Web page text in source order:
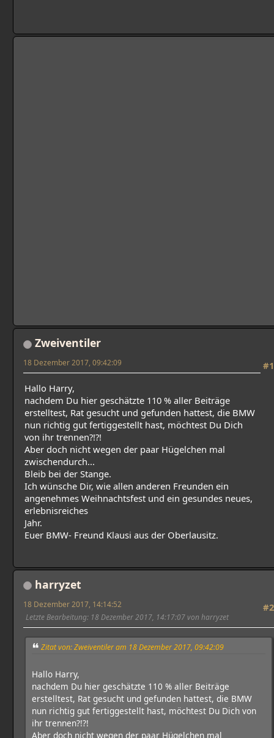
Zweiventiler
#1
18 Dezember 2017, 09:42:09
Hallo Harry,
nachdem Du hier geschätzte 110 % aller Beiträge
erstelltest, Rat gesucht und gefunden hattest, die BMW
nun richtig gut fertiggestellt hast, möchtest Du Dich
von ihr trennen?!?!
Aber doch nicht wegen der paar Hügelchen mal
zwischendurch...
Bleib bei der Stange.
Ich wünsche Dir, wie allen anderen Freunden ein
angenehmes Weihnachtsfest und ein gesundes neues,
erlebnisreiches
Jahr.
Euer BMW- Freund Klausi aus der Oberlausitz.
harryzet
#2
18 Dezember 2017, 14:14:52
Letzte Bearbeitung: 18 Dezember 2017, 14:17:07 von harryzet
Zitat von: Zweiventiler am 18 Dezember 2017, 09:42:09
Hallo Harry,
nachdem Du hier geschätzte 110 % aller Beiträge
erstelltest, Rat gesucht und gefunden hattest, die BMW
nun richtig gut fertiggestellt hast, möchtest Du Dich von
ihr trennen?!?!
Aber doch nicht wegen der paar Hügelchen mal